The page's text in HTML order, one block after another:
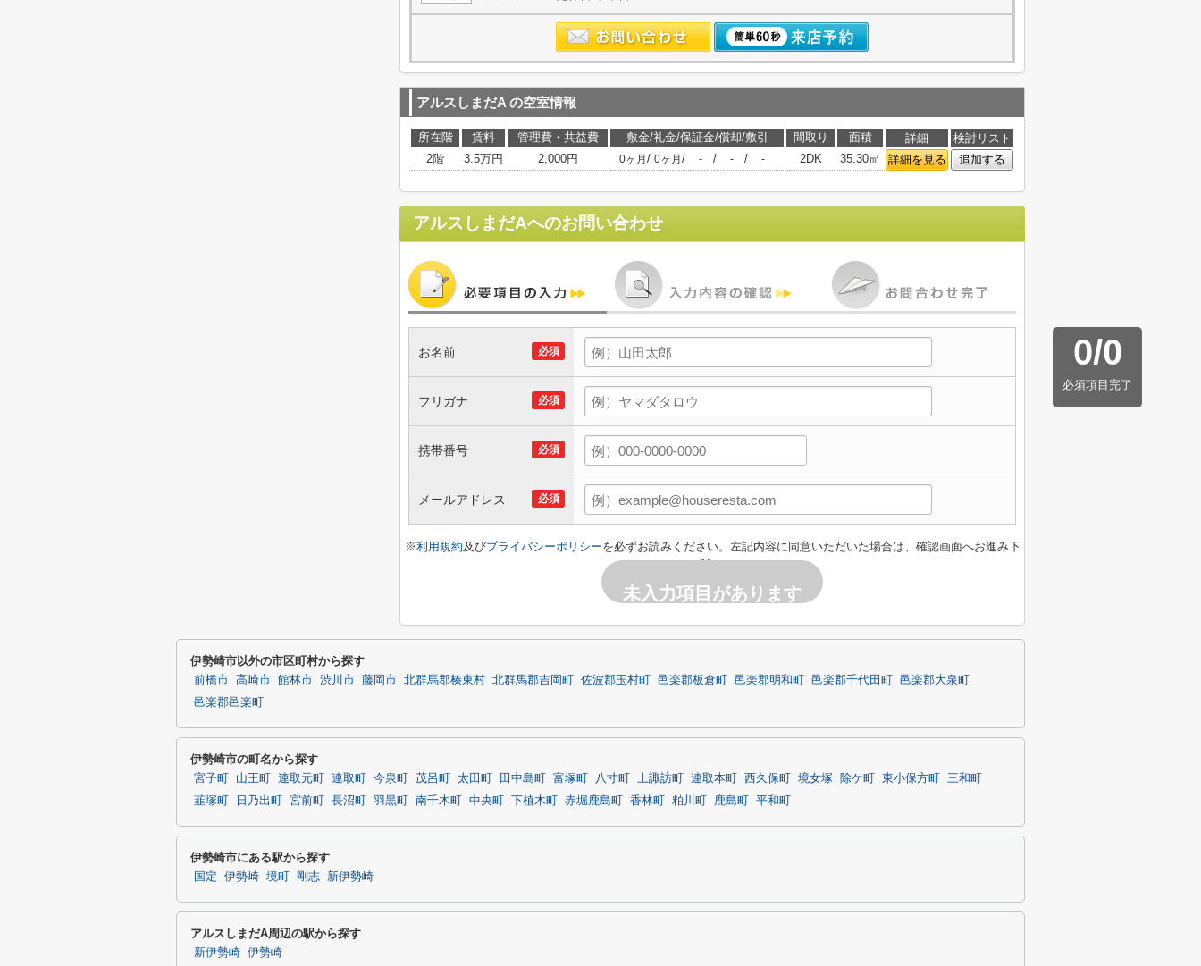
アルスしまだA の空室情報
所在階 賃料 管理費・共益費 敷金/礼金/保証金/償却/敷引 間取り 面積 詳細
検討リスト
2階
3.5万円 2,000円 0ヶ月 / 0ヶ月 / - / - / - 2DK 35.30㎡ 詳細を見る 追加する
アルスしまだAへのお問い合わせ
0/0
必須項目完了
必須
お名前
必須
フリガナ
必須
携帯番号
必須
メールアドレス
※利用規約及びプライバシーポリシーを必ずお読みください。左記内容に同意いただいた場合は、確認画面へお進み下
さい。
未入力項目があります
伊勢崎市以外の市区町村から探す
前橋市 高崎市 館林市 渋川市 藤岡市 北群馬郡榛東村 北群馬郡吉岡町 佐波郡玉村町 邑楽郡板倉町 邑楽郡明和町 邑楽郡千代田町
邑楽郡大泉町
邑楽郡邑楽町
伊勢崎市の町名から探す
宮子町 山王町 連取元町 連取町 今泉町 茂呂町 太田町 田中島町 富塚町 八寸町 上諏訪町 連取本町 西久保町 境女塚 除ケ町 東小保方町
三和町
韮塚町
日乃出町 宮前町 長沼町 羽黒町 南千木町 中央町 下植木町 赤堀鹿島町 香林町 粕川町 鹿島町 平和町
伊勢崎市にある駅から探す
国定 伊勢崎 境町 剛志 新伊勢崎
アルスしまだA周辺の駅から探す
新伊勢崎 伊勢崎